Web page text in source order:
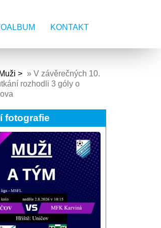
KONTAKT
Muži » V závěrečných 10.
rozhodli 3 góly o
fotografie